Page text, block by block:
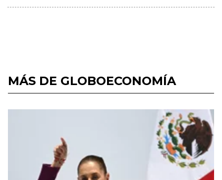
MÁS DE GLOBOECONOMÍA